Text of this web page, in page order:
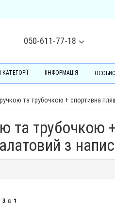
050-611-77-18
КАТЕГОРІЇ ІІНФОРМАЦІЯ
та трубочкою + спортивна
та
з